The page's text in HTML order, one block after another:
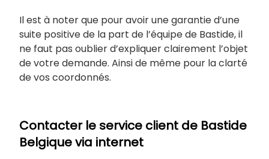
Il est à noter que pour avoir une garantie d’une
suite positive de la part de l’équipe de Bastide, il
ne faut pas oublier d’expliquer clairement l’objet
de votre demande. Ainsi de même pour la clarté
de vos coordonnés.
Contacter le service client de Bastide
Belgique via internet